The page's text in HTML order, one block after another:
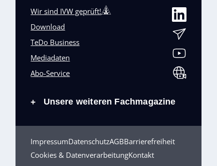
Wir sind IVW geprüft!
Download
TeDo Business
Mediadaten
Abo-Service
+ Unsere weiteren Fachmagazine
ImpressumDatenschutzAGBBarrierefreiheit
Cookies & DatenverarbeitungKontakt